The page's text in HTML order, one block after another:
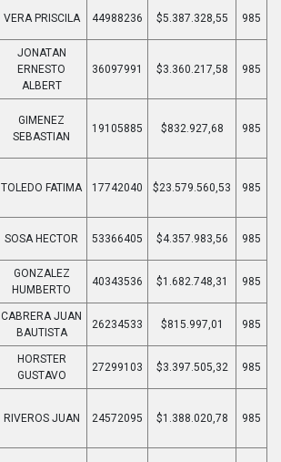
VERA PRISCILA 44988236 $5.387.328,55 985
JONATAN
ERNESTO
ALBERT
36097991 $3.360.217,58 985
GIMENEZ
SEBASTIAN
19105885 $832.927,68 985
TOLEDO FATIMA 17742040 $23.579.560,53 985
SOSA HECTOR 53366405 $4.357.983,56 985
GONZALEZ
HUMBERTO
40343536 $1.682.748,31 985
CABRERA JUAN
BAUTISTA
26234533 $815.997,01 985
HORSTER
GUSTAVO
27299103 $3.397.505,32 985
RIVEROS JUAN 24572095 $1.388.020,78 985